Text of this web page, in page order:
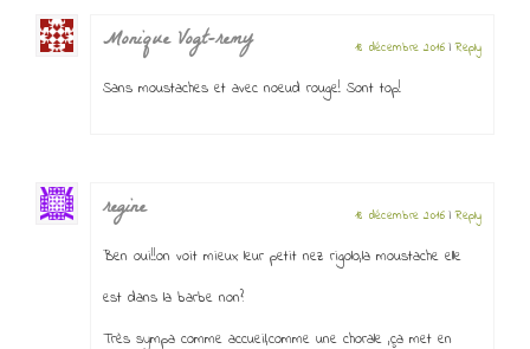
Monique Vogt-remy 18 décembre 2016 |Reply
Sans moustaches et avec noeud rouge! Sont top!
regine 18 décembre 2016 |Reply
Ben oui!!on voit mieux leur petit nez rigolo,la moustache elle
est dans la barbe non?
Très sympa comme accueil,comme une chorale ,ça met en